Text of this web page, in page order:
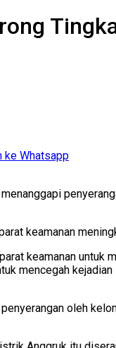
ke Whatsapp
menanggapi
keamanan
keamanan untuk
mencegah kejadian
oleh